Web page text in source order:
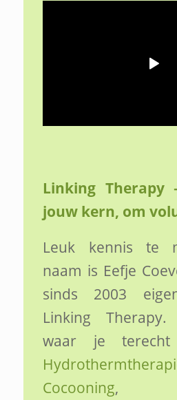
Linking Therapy
jouw kern, om
Leuk kennis te
naam is Eefje
sinds 2003
Linking
waar je
Cocooning